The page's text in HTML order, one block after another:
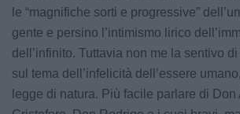
le “magnifiche sorti e progressive”
gente e persino l’intimismo lirico
dell’infinito. Tuttavia non me la sentivo
sul tema dell’infelicità dell’essere
legge di natura. Più facile parlare di Don